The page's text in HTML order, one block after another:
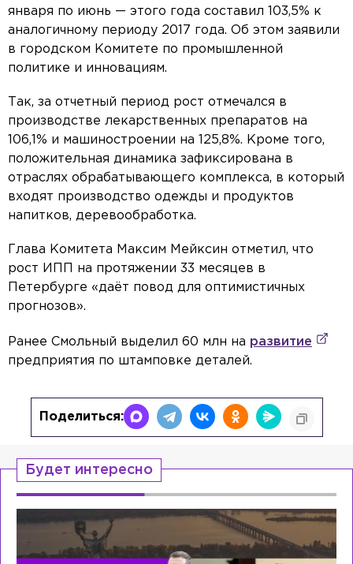
января по июнь — этого года составил 103,5% к
аналогичному периоду 2017 года. Об этом заявили
в городском Комитете по промышленной
политике и инновациям.
Так, за отчетный период рост отмечался в
производстве лекарственных препаратов на
106,1% и машиностроении на 125,8%. Кроме того,
положительная динамика зафиксирована в
отраслях обрабатывающего комплекса, в который
входят производство одежды и продуктов
напитков, деревообработка.
Глава Комитета Максим Мейксин отметил, что
рост ИПП на протяжении 33 месяцев в
Петербурге «даёт повод для оптимистичных
прогнозов».
Ранее Смольный выделил 60 млн на развитие
предприятия по штамповке деталей.
Поделиться:
Будет интересно